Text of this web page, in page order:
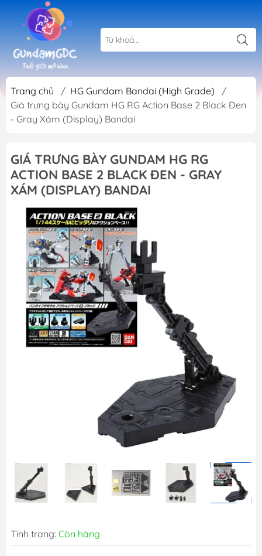
Trang chủ / HG Gundam Bandai (High Grade)
/
Giá trưng bày Gundam HG RG Action Base 2 Black Đen
- Gray Xám (Display) Bandai
GIÁ TRƯNG BÀY GUNDAM HG RG
ACTION BASE 2 BLACK ĐEN - GRAY
XÁM (DISPLAY) BANDAI
Tình trạng: Còn hàng